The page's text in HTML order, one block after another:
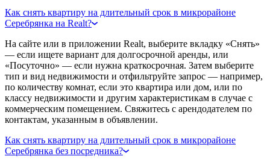
Как снять квартиру на длительный срок в микрорайоне
Серебрянка на Realt?
На сайте или в приложении Realt, выберите вкладку «Снять»
— если ищете вариант для долгосрочной аренды, или
«Посуточно» — если нужна краткосрочная. Затем выберите
тип и вид недвижимости и отфильтруйте запрос — например,
по количеству комнат, если это квартира или дом, или по
классу недвижимости и другим характеристикам в случае с
коммерческим помещением. Свяжитесь с арендодателем по
контактам, указанным в объявлении.
Как снять квартиру на длительный срок в микрорайоне
Серебрянка без посредника?